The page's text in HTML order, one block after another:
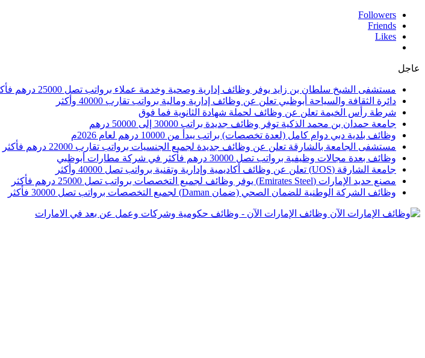
Followers
Friends
Likes
عاجل
مستشفى الشيخ سلطان بن زايد يوفر وظائف إدارية وصحية وخدمة عملاء برواتب تصل 25000 درهم فأكثر
دائرة الثقافة والسياحة أبوظبي تعلن عن وظائف إدارية ومالية برواتب تقارب 40000 وأكثر
شرطة رأس الخيمة تعلن عن وظائف لحملة شهادة الثانوية فما فوق
جامعة حمدان بن محمد الذكية توفر وظائف جديدة براتب 30000 إلى 50000 درهم
وظائف بلدية دبي دوام كامل (لعدة تخصصات) براتب يبدأ من 10000 درهم لعام 2026م
مستشفى الجامعة بالشارقة تعلن عن وظائف جديدة لجميع الجنسيات برواتب تقارب 22000 درهم فأكثر
وظائف بعدة مجالات وظيفية برواتب تصل 30000 درهم فأكثر في شركة مطارات أبوظبي
جامعة الشارقة (UOS) تعلن عن وظائف أكاديمية وإدارية وتقنية برواتب تصل 40000 وأكثر
مصنع حديد الإمارات (Emirates Steel) يوفر وظائف لجميع التخصصات برواتب تصل 25000 درهم فأكثر
وظائف الشركة الوطنية للضمان الصحي (ضمان Daman) لجميع التخصصات برواتب تصل 30000 فأكثر
وظائف الإمارات الآن - وظائف حكومية وشركات وعمل عن بعد في الامارات